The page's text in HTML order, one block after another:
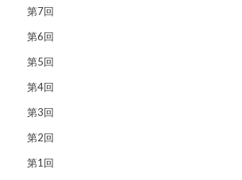
第7回
第6回
第5回
第4回
第3回
第2回
第1回